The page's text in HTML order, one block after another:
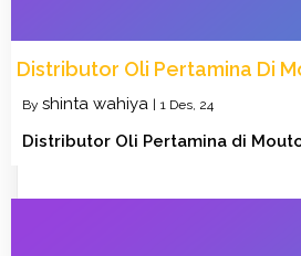
Distributor Oli Pertamina Di
By shinta wahiya 1 Des, 24
Distributor Oli Pertamina di